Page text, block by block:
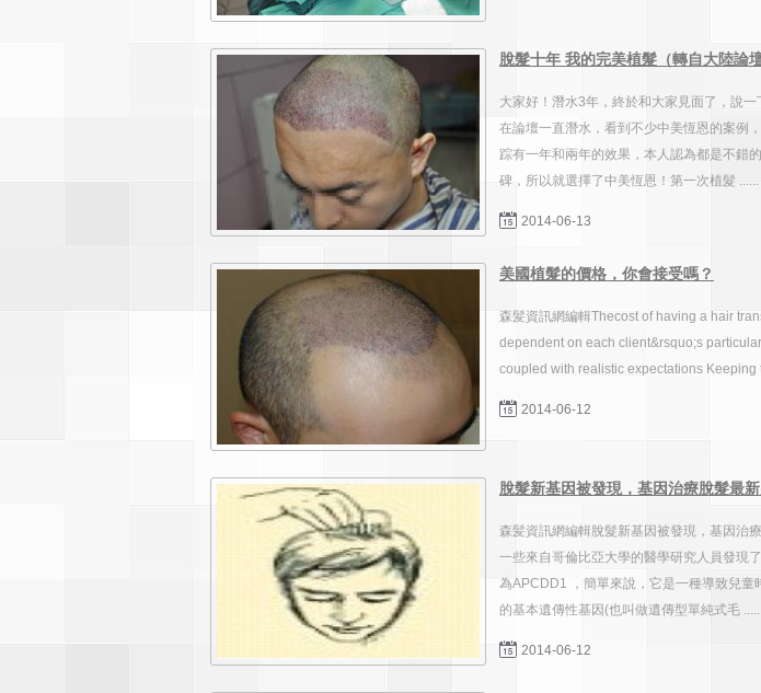
脫髮十年 我的完美植髮（轉自大陸論壇
大家好！潛水3年，終於和大家見面了，說一
在論壇一直潛水，看到不少中美恆恩的案例
踪有一年和兩年的效果，本人認為都是不錯
碑，所以就選擇了中美恆恩！第一次植髮 ......
2014-06-13
美國植髮的價格，你會接受嗎？
森髪資訊網編輯Thecost of having a hair
dependent on each client&rsquo;s
coupled with realistic expectations Keeping
2014-06-12
脫髮新基因被發現，基因治療脫髮最
森髪資訊網編輯脫髮新基因被發現，基因治
一些來自哥倫比亞大學的醫學研究人員發現
為APCDD1 ，簡單來說，它是一種導致兒童
的基本遺傳性基因(也叫做遺傳型單純式毛 ......
2014-06-12